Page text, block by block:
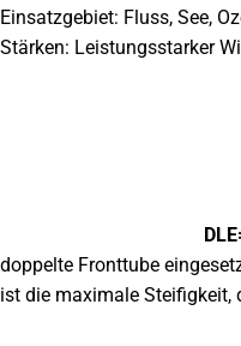
Einsatzgebiet: Fluss, See,
Stärken: Leistungsstarker
doppelte Fronttube
ist die maximale Steifigkeit,